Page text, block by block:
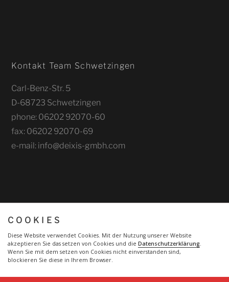
COOKIES
Diese Website verwendet Cookies. Mit der Nutzung unserer Website
akzeptieren Sie das setzen von Cookies und die Datenschutzerklärung.
Wenn Sie mit dem setzen von Cookies nicht einverstanden sind,
blockieren Sie diese in Ihrem Browser.
Kontakt Team Schwetzingen
Carl-Benz-Str. 5
D-68723 Schwetzingen
phone: 06202 92070-60
fax: 06202 92070-69
e-mail: info@deixis-gmbh.com